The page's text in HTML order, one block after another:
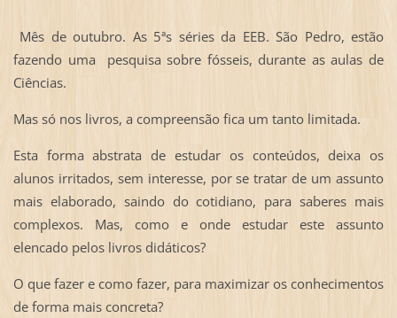
Mês de outubro. As 5ªs séries da EEB. São Pedro, estão
fazendo uma pesquisa sobre fósseis, durante as aulas de
Ciências.
Mas só nos livros, a compreensão fica um tanto limitada.
Esta forma abstrata de estudar os conteúdos, deixa os
alunos irritados, sem interesse, por se tratar de um assunto
mais elaborado, saindo do cotidiano, para saberes mais
complexos. Mas, como e onde estudar este assunto
elencado pelos livros didáticos?
O que fazer e como fazer, para maximizar os conhecimentos
de forma mais concreta?